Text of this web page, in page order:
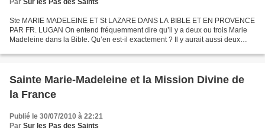
Par Sur les Pas des Saints
Ste MARIE MADELEINE ET St LAZARE DANS LA BIBLE ET EN PROVENCE
PAR FR. LUGAN On entend fréquemment dire qu’il y a deux ou trois Marie
Madeleine dans la Bible. Qu’en est-il exactement ? Il y aurait aussi deux
Sainte Marie-Madeleine et la Mission Divine de
la France
Publié le 30/07/2010 à 22:21
Par Sur les Pas des Saints